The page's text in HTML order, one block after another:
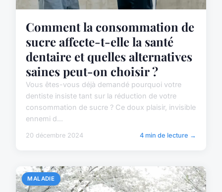
Comment la consommation de
sucre affecte-t-elle la santé
dentaire et quelles alternatives
saines peut-on choisir ?
Vous êtes-vous déjà demandé pourquoi votre
dentiste insiste tant sur la réduction de votre
consommation de sucre ? Ce doux plaisir, invisible
ennemi d...
20 décembre 2024 4 min de lecture →
MALADIE